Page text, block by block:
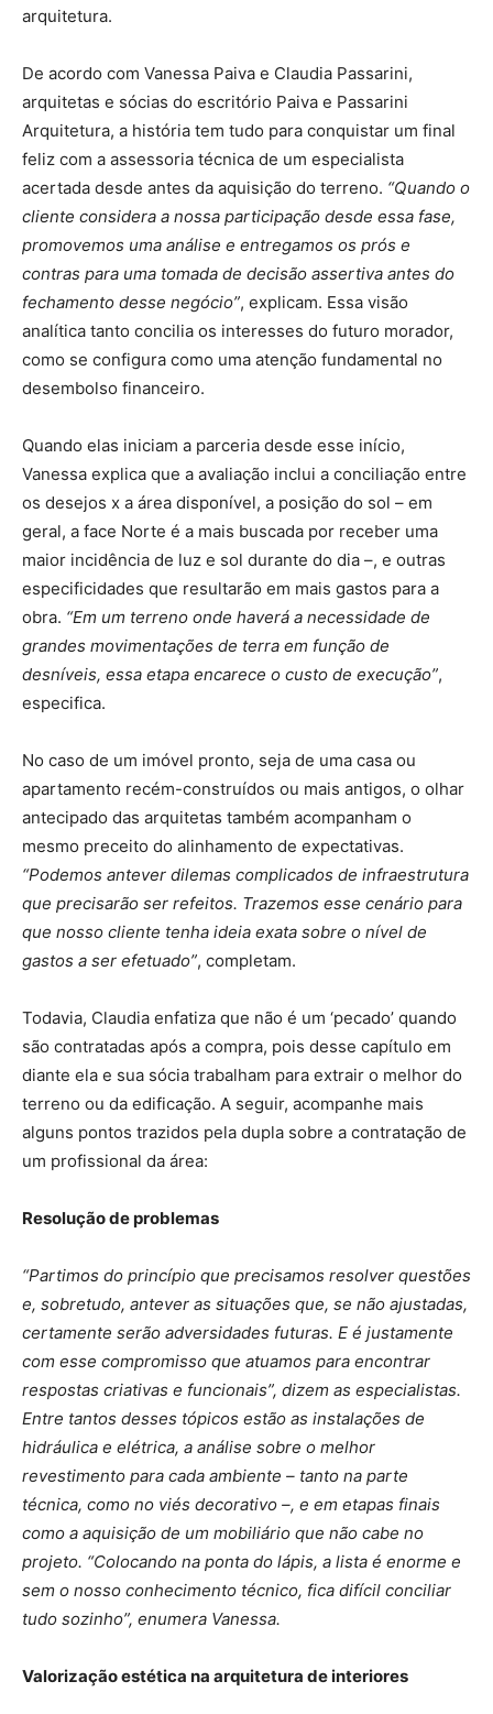
arquitetura.
De acordo com Vanessa Paiva e Claudia Passarini,
arquitetas e sócias do escritório Paiva e Passarini
Arquitetura, a história tem tudo para conquistar um final
feliz com a assessoria técnica de um especialista
acertada desde antes da aquisição do terreno. “Quando o
cliente considera a nossa participação desde essa fase,
promovemos uma análise e entregamos os prós e
contras para uma tomada de decisão assertiva antes do
fechamento desse negócio”, explicam. Essa visão
analítica tanto concilia os interesses do futuro morador,
como se configura como uma atenção fundamental no
desembolso financeiro.
Quando elas iniciam a parceria desde esse início,
Vanessa explica que a avaliação inclui a conciliação entre
os desejos x a área disponível, a posição do sol – em
geral, a face Norte é a mais buscada por receber uma
maior incidência de luz e sol durante do dia –, e outras
especificidades que resultarão em mais gastos para a
obra. “Em um terreno onde haverá a necessidade de
grandes movimentações de terra em função de
desníveis, essa etapa encarece o custo de execução”,
especifica.
No caso de um imóvel pronto, seja de uma casa ou
apartamento recém-construídos ou mais antigos, o olhar
antecipado das arquitetas também acompanham o
mesmo preceito do alinhamento de expectativas.
“Podemos antever dilemas complicados de infraestrutura
que precisarão ser refeitos. Trazemos esse cenário para
que nosso cliente tenha ideia exata sobre o nível de
gastos a ser efetuado”, completam.
Todavia, Claudia enfatiza que não é um ‘pecado’ quando
são contratadas após a compra, pois desse capítulo em
diante ela e sua sócia trabalham para extrair o melhor do
terreno ou da edificação. A seguir, acompanhe mais
alguns pontos trazidos pela dupla sobre a contratação de
um profissional da área:
Resolução de problemas
“Partimos do princípio que precisamos resolver questões
e, sobretudo, antever as situações que, se não ajustadas,
certamente serão adversidades futuras. E é justamente
com esse compromisso que atuamos para encontrar
respostas criativas e funcionais”, dizem as especialistas.
Entre tantos desses tópicos estão as instalações de
hidráulica e elétrica, a análise sobre o melhor
revestimento para cada ambiente – tanto na parte
técnica, como no viés decorativo –, e em etapas finais
como a aquisição de um mobiliário que não cabe no
projeto. “Colocando na ponta do lápis, a lista é enorme e
sem o nosso conhecimento técnico, fica difícil conciliar
tudo sozinho”, enumera Vanessa.
Valorização estética na arquitetura de interiores